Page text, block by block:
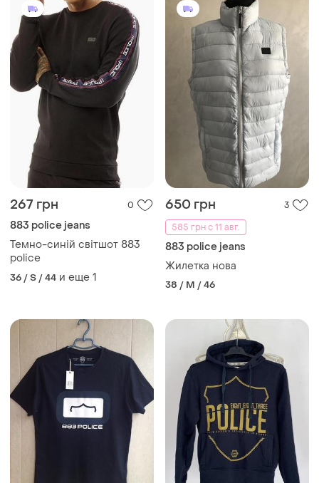
267 грн 0
883 police jeans
Темно-синій світшот 883
police
36 / S / 44 и еще 1
650 грн
3
585 грн с 11 авг.
883 police jeans
Жилетка нова
38 / M / 46